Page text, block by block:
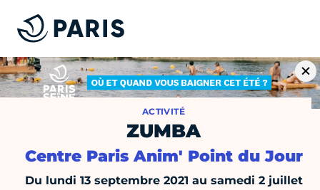
ACTIVITÉ
ZUMBA
Centre Paris Anim' Point du Jour
Du lundi 13 septembre 2021 au samedi 2 juillet